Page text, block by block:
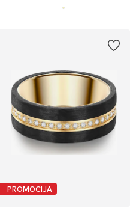
PROMOCIJA